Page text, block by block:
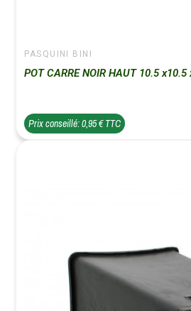
PASQUINI BINI
POT CARRE NOIR HAUT 10.5
Prix conseillé: 0,95 € TTC